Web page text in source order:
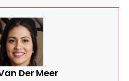
Der Meer